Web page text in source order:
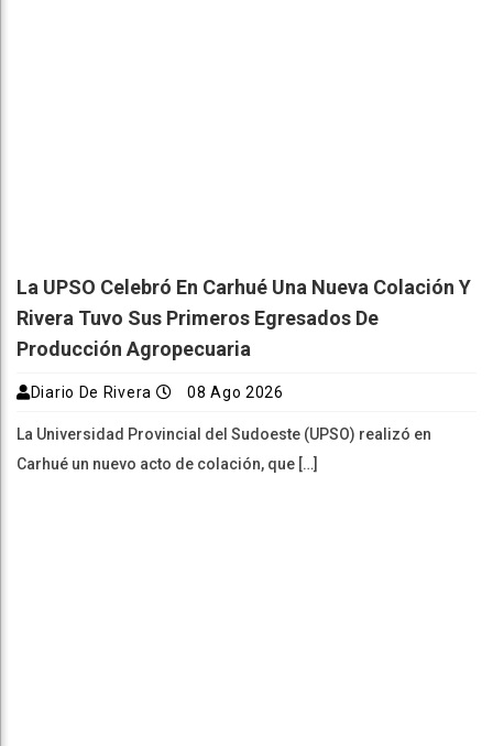
La UPSO Celebró En Carhué Una Nueva Colación Y
Rivera Tuvo Sus Primeros Egresados De
Producción Agropecuaria
Diario De Rivera 08 Ago 2026
La Universidad Provincial del Sudoeste (UPSO) realizó en
Carhué un nuevo acto de colación, que […]